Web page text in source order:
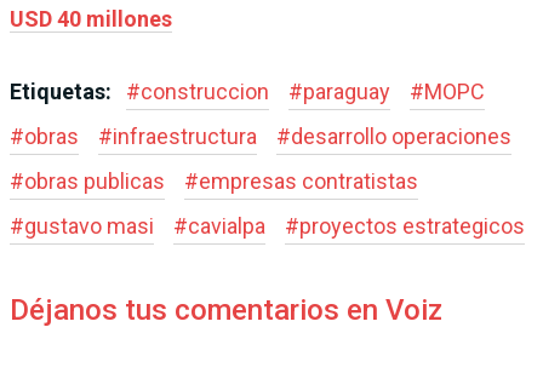
USD 40 millones
Etiquetas: #construccion #paraguay #MOPC
#obras #infraestructura #desarrollo operaciones
#obras publicas #empresas contratistas
#gustavo masi #cavialpa #proyectos estrategicos
Déjanos tus comentarios en Voiz